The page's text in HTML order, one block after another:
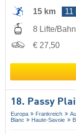
15 km
11
8 Lifte/
€ 27,50
18. Passy
Europa Frankreich
Blanc
Haute-Savoie